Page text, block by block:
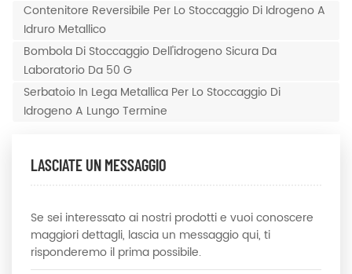
Contenitore Reversibile Per Lo Stoccaggio Di Idrogeno A
Idruro Metallico
Bombola Di Stoccaggio Dell'idrogeno Sicura Da
Laboratorio Da 50 G
Serbatoio In Lega Metallica Per Lo Stoccaggio Di
Idrogeno A Lungo Termine
LASCIATE UN MESSAGGIO
Se sei interessato ai nostri prodotti e vuoi conoscere
maggiori dettagli, lascia un messaggio qui, ti
risponderemo il prima possibile.